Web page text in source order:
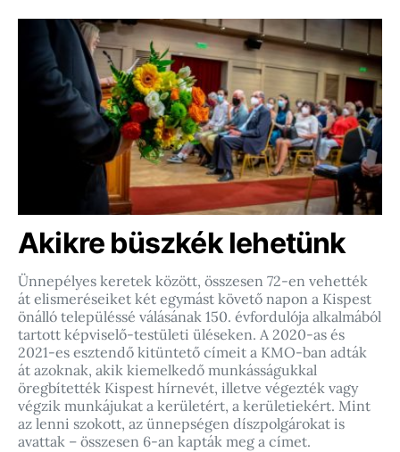
Akikre büszkék lehetünk
Ünnepélyes keretek között, összesen 72-en vehették
át elismeréseiket két egymást követő napon a Kispest
önálló településsé válásának 150. évfordulója alkalmából
tartott képviselő-testületi üléseken. A 2020-as és
2021-es esztendő kitüntető címeit a KMO-ban adták
át azoknak, akik kiemelkedő munkásságukkal
öregbítették Kispest hírnevét, illetve végezték vagy
végzik munkájukat a kerületért, a kerületiekért. Mint
az lenni szokott, az ünnepségen díszpolgárokat is
avattak – összesen 6-an kapták meg a címet.